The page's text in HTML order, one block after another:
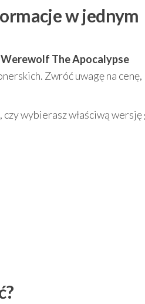
w jednym
Werewolf The Apocalypse
Zwróć uwagę na cenę,
wybierasz właściwą wersję